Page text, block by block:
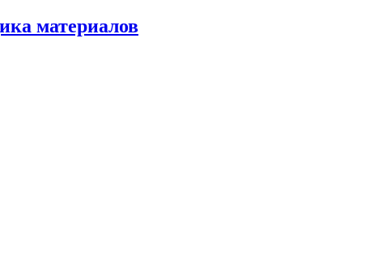
материалов